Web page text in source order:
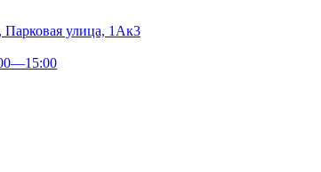
Парковая улица, 1Ак3